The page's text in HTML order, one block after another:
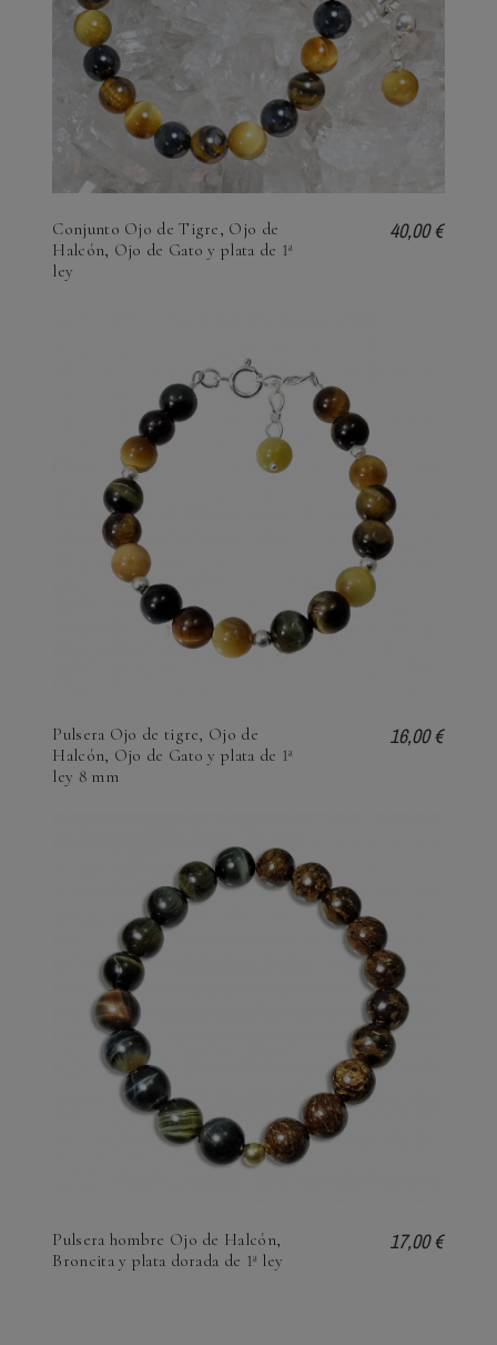
Conjunto Ojo de Tigre, Ojo de
Halcón, Ojo de Gato y plata de 1ª
ley
40,00 €
Pulsera Ojo de tigre, Ojo de
Halcón, Ojo de Gato y plata de 1ª
ley 8 mm
16,00 €
Pulsera hombre Ojo de Halcón,
Broncita y plata dorada de 1ª ley
17,00 €